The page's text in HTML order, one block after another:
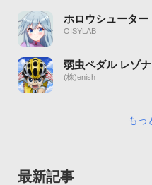
ホロウシューター
OISYLAB
弱虫ペダル レゾ
(株)enish
もっ
最新記事